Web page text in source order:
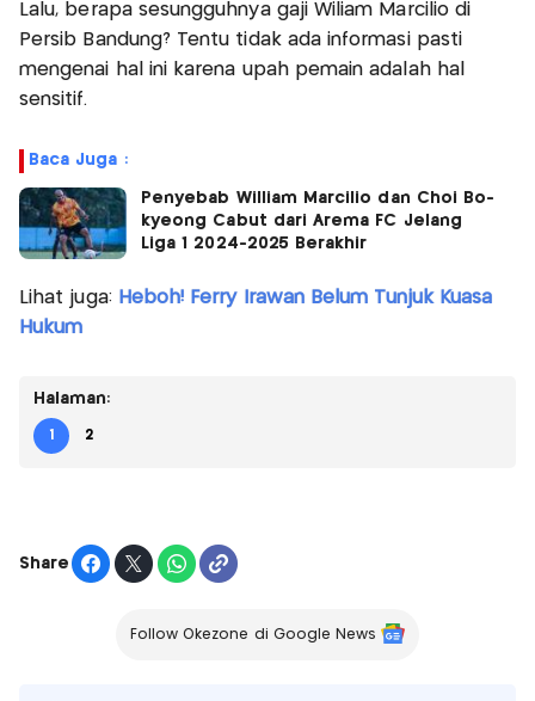
Lalu, berapa sesungguhnya gaji Wiliam Marcilio di
Persib Bandung? Tentu tidak ada informasi pasti
mengenai hal ini karena upah pemain adalah hal
sensitif.
Baca Juga :
Penyebab William Marcilio dan Choi Bo-
kyeong Cabut dari Arema FC Jelang
Liga 1 2024-2025 Berakhir
Lihat juga: Heboh! Ferry Irawan Belum Tunjuk Kuasa
Hukum
Halaman:
1 2
Share
Follow Okezone di Google News